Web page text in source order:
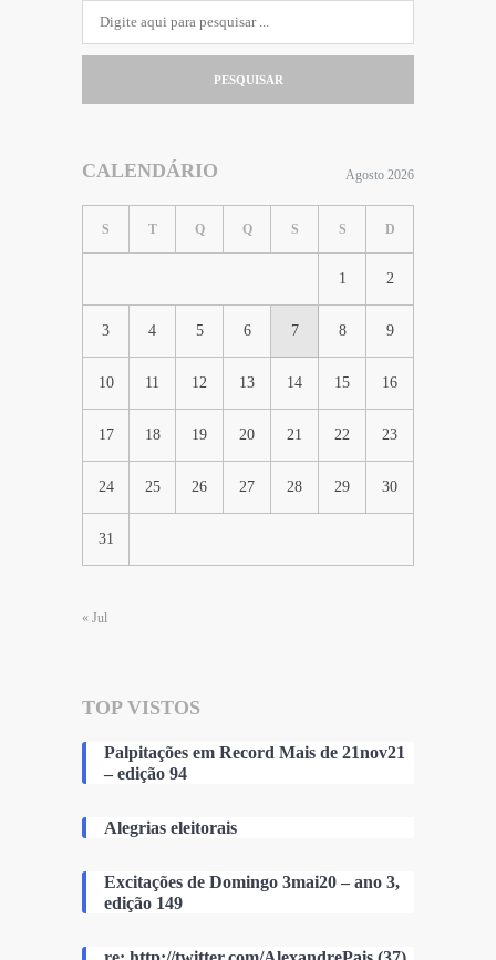
PESQUISAR
CALENDÁRIO Agosto 2026
S T Q Q S S D
1 2
3 4 5 6 7 8 9
10 11 12 13 14 15 16
17 18 19 20 21 22 23
24 25 26 27 28 29 30
31
« Jul
TOP VISTOS
Palpitações em Record Mais de 21nov21
– edição 94
Alegrias eleitorais
Excitações de Domingo 3mai20 – ano 3,
edição 149